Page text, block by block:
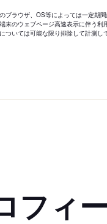
ブラウザ、OS等によっては一定期
末のウェブページ高速表示に伴う利
いては可能な限り排除して計測し
フィ